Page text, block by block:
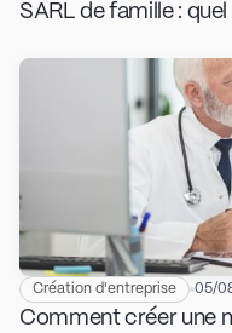
SARL de famille :
Création d'entreprise 05/
Comment créer une